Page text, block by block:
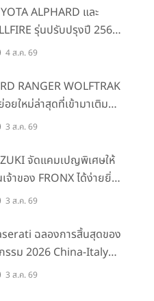
หม่ มีดังนี้
FJ ใหม่
ำนานแห่งความคลาสสิกและ
Land Cruiser ไว้ด้วยกันอย่าง
ALPHARD และ
รุ่นปรับปรุงปี 2569
มรุ่นย่อยใหม่ HEV
4 ส.ค. 69
RANGER WOLFTRAK
ยใหม่ล่าสุดที่เข้ามาเติม
ไลน์อัป พร้อมตอบโจทย์ทุก
มลุย ด้วยราคาพิเศษเริ่ม
9.49 แสนบาท
3 ส.ค. 69
จัดแคมเปญพิเศษให้
เจ้าของ FRONX ได้ง่ายยิ่ง
ำหรับรุ่น GL ราคาพิเศษ
คัน พร้อมข้อเสนอสุดคุ้ม
3 ส.ค. 69
ฉลองการสิ้นสุดของ
รรม 2026 China-Italy
Tour ณ สำนักงาน
3 ส.ค. 69